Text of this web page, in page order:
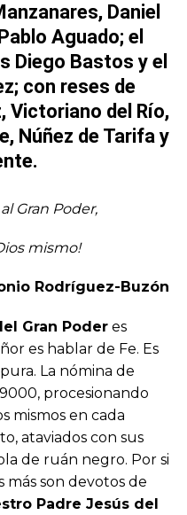
Daniel
Pablo Aguado; el
Diego Bastos y el
; con reses de
Victoriano del Río,
Núñez de Tarifay
Gran Poder,
mismo!
Rodríguez-Buzón
Gran Poder es
es hablar de Fe. Es
La nómina de
procesionando
mismos en cada
ataviados con sus
de ruán negro. Por si
más son devotos de
Padre Jesús del